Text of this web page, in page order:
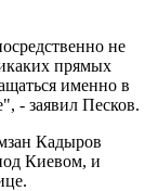
не
прямых
именно в
- заявил Песков.
Кадыров
Киевом, и